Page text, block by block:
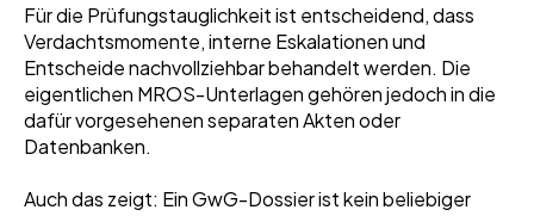
Für die Prüfungstauglichkeit ist entscheidend, dass
Verdachtsmomente, interne Eskalationen und
Entscheide nachvollziehbar behandelt werden. Die
eigentlichen MROS-Unterlagen gehören jedoch in die
dafür vorgesehenen separaten Akten oder
Datenbanken.
Auch das zeigt: Ein GwG-Dossier ist kein beliebiger